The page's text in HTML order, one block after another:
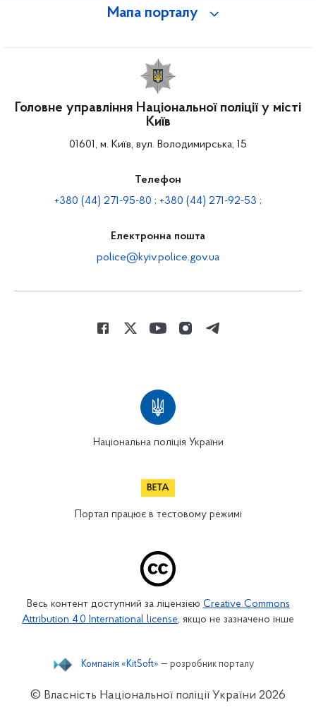
Мапа порталу
Головне управління Національної поліції у місті
Київ
01601, м. Київ, вул. Володимирська, 15
Телефон
+380 (44) 271-95-80 ; +380 (44) 271-92-53 ;
Електронна пошта
police@kyiv.police.gov.ua
Національна поліція України
Портал працює в тестовому режимі
Весь контент доступний за ліцензією Creative Commons
Attribution 4.0 International license, якщо не зазначено інше
© Власність Національної поліції України 2026
Компанія «KitSoft» — розробник порталу